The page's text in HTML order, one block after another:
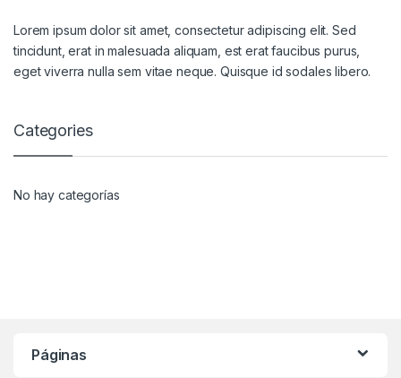
Lorem ipsum dolor sit amet, consectetur adipiscing elit. Sed
tincidunt, erat in malesuada aliquam, est erat faucibus purus,
eget viverra nulla sem vitae neque. Quisque id sodales libero.
Categories
No hay categorías
Páginas